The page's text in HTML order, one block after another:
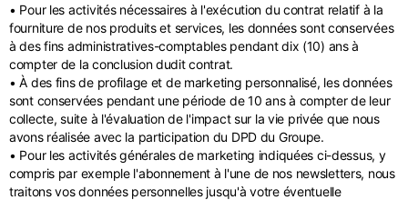
• Pour les activités nécessaires à l'exécution du contrat relatif à la
fourniture de nos produits et services, les données sont conservées
à des fins administratives-comptables pendant dix (10) ans à
compter de la conclusion dudit contrat.
• À des fins de profilage et de marketing personnalisé, les données
sont conservées pendant une période de 10 ans à compter de leur
collecte, suite à l'évaluation de l'impact sur la vie privée que nous
avons réalisée avec la participation du DPD du Groupe.
• Pour les activités générales de marketing indiquées ci-dessus, y
compris par exemple l'abonnement à l'une de nos newsletters, nous
traitons vos données personnelles jusqu'à votre éventuelle